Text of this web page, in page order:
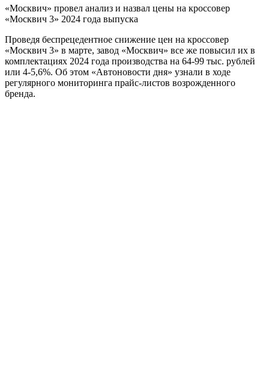
«Москвич» провел анализ и назвал цены на кроссовер
«Москвич 3» 2024 года выпуска
Проведя беспрецедентное снижение цен на кроссовер
«Москвич 3» в марте, завод «Москвич» все же повысил их в
комплектациях 2024 года производства на 64-99 тыс. рублей
или 4-5,6%. Об этом «Автоновости дня» узнали в ходе
регулярного мониторинга прайс-листов возрожденного
бренда.